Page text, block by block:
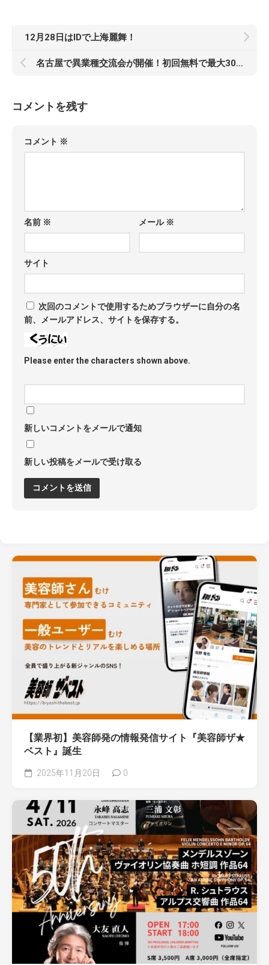
12月28日はIDで上海麗舞！
名古屋で異業種交流会が開催！初回無料で最大30名、事業主やフリーランスの人脈づくり、協業相手探しに（11月28日）
コメントを残す
コメント ※
名前 ※ メール ※
サイト
次回のコメントで使用するためブラウザーに自分の名
前、メールアドレス、サイトを保存する。
Please enter the characters shown above.
新しいコメントをメールで通知
新しい投稿をメールで受け取る
【業界初】美容師発の情報発信サイト『美容師ザ★
ベスト』誕生
2025年11月20日 0